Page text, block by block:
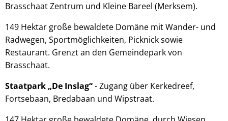
Brasschaat Zentrum und Kleine Bareel (Merksem).
149 Hektar große bewaldete Domäne mit Wander- und
Radwegen, Sportmöglichkeiten, Picknick sowie
Restaurant. Grenzt an den Gemeindepark von
Brasschaat.
Staatpark „De Inslag“- Zugang über Kerkedreef,
Fortsebaan, Bredabaan und Wipstraat.